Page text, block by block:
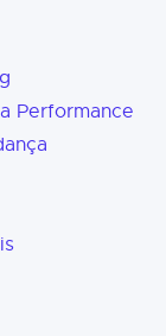
Performance